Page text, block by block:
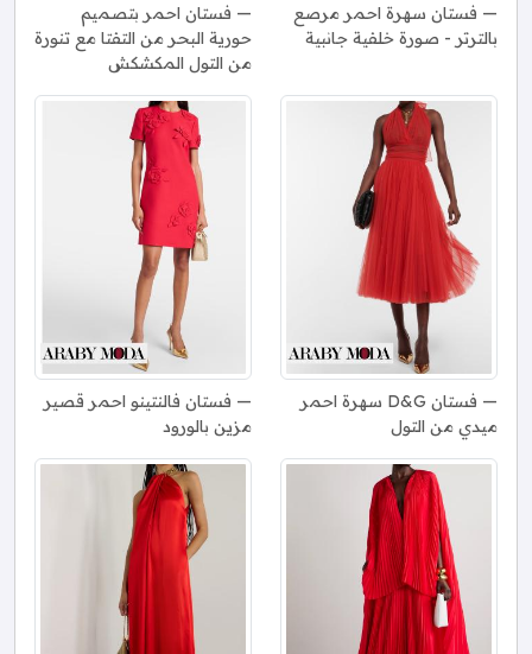
فستان سهرة احمر مرصع
بالترتر - صورة خلفية جانبية
فستان احمر بتصميم
حورية البحر من التفتا مع تنورة
من التول المكشكش
فستان D&G سهرة احمر
ميدي من التول
فستان فالنتينو احمر قصير
مزين بالورود